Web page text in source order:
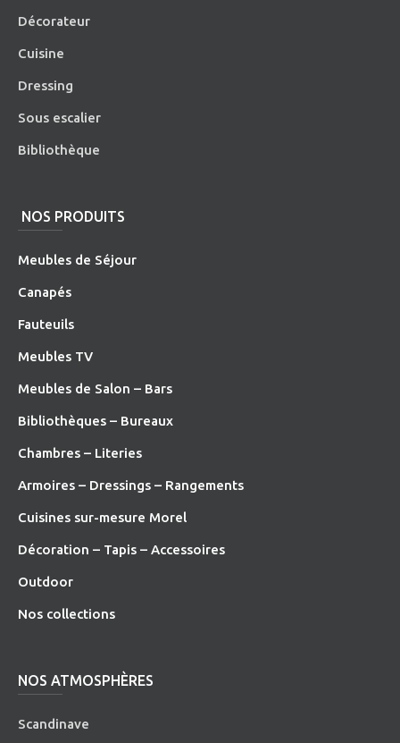
Décorateur
Cuisine
Dressing
Sous escalier
Bibliothèque
NOS PRODUITS
Meubles de Séjour
Canapés
Fauteuils
Meubles TV
Meubles de Salon – Bars
Bibliothèques – Bureaux
Chambres – Literies
Armoires – Dressings – Rangements
Cuisines sur-mesure Morel
Décoration – Tapis – Accessoires
Outdoor
Nos collections
NOS ATMOSPHÈRES
Scandinave